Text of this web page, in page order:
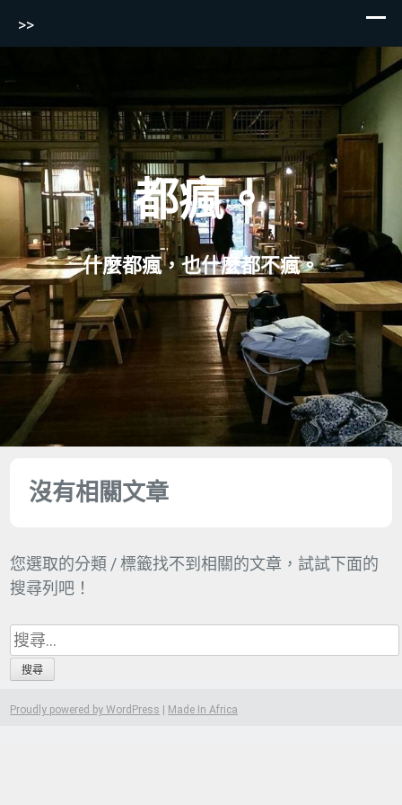
to
content
>>
都瘋。
什麼都瘋，也什麼都不瘋。
沒有相關文章
您選取的分類 / 標籤找不到相關的文章，試試下面的
搜尋列吧！
搜
尋
關
鍵
Proudly powered by WordPress | Made In Africa